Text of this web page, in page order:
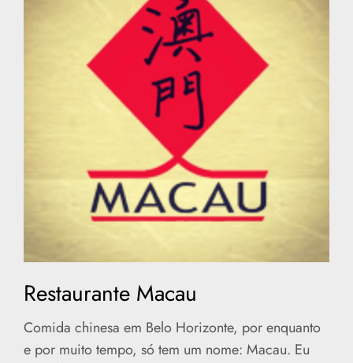
Restaurante Macau
Comida chinesa em Belo Horizonte, por enquanto
e por muito tempo, só tem um nome: Macau. Eu